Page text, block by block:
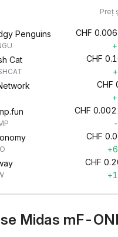
Preț
Penguins CHF
Cat
CHF
CHF
CHF
CHF
CHF
Midas mF-